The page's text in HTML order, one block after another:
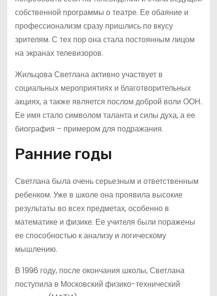
собственной программы о театре. Ее обаяние и
профессионализм сразу пришлись по вкусу
зрителям. С тех пор она стала постоянным лицом
на экранах телевизоров.
Жильцова Светлана активно участвует в
социальных мероприятиях и благотворительных
акциях, а также является послом доброй воли ООН.
Ее имя стало символом таланта и силы духа, а ее
биография – примером для подражания.
Ранние годы
Светлана была очень серьезным и ответственным
ребенком. Уже в школе она проявила высокие
результаты во всех предметах, особенно в
математике и физике. Ее учителя были поражены
ее способностью к анализу и логическому
мышлению.
В 1996 году, после окончания школы, Светлана
поступила в Московский физико-технический